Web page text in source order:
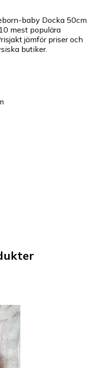
baby Docka 50cm
mest populära
jämför priser och
butiker.